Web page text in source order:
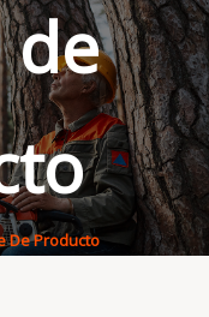
de
De Producto